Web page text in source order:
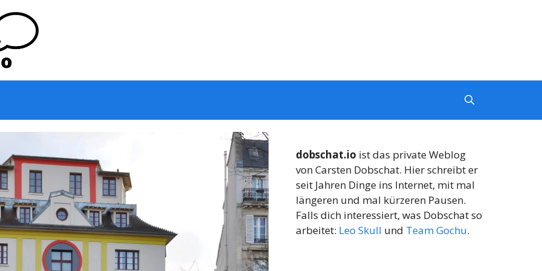
dobschat.io ist das private Weblog
von Carsten Dobschat. Hier schreibt er
seit Jahren Dinge ins Internet, mit mal
längeren und mal kürzeren Pausen.
Falls dich interessiert, was Dobschat so
arbeitet: Leo Skull und Team Gochu.